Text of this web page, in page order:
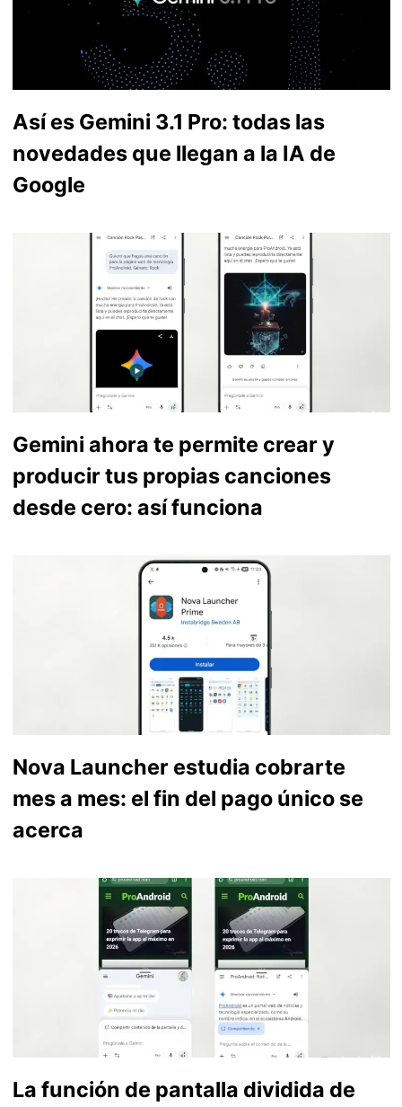
Así es Gemini 3.1 Pro: todas las
novedades que llegan a la IA de
Google
Gemini ahora te permite crear y
producir tus propias canciones
desde cero: así funciona
Nova Launcher estudia cobrarte
mes a mes: el fin del pago único se
acerca
La función de pantalla dividida de